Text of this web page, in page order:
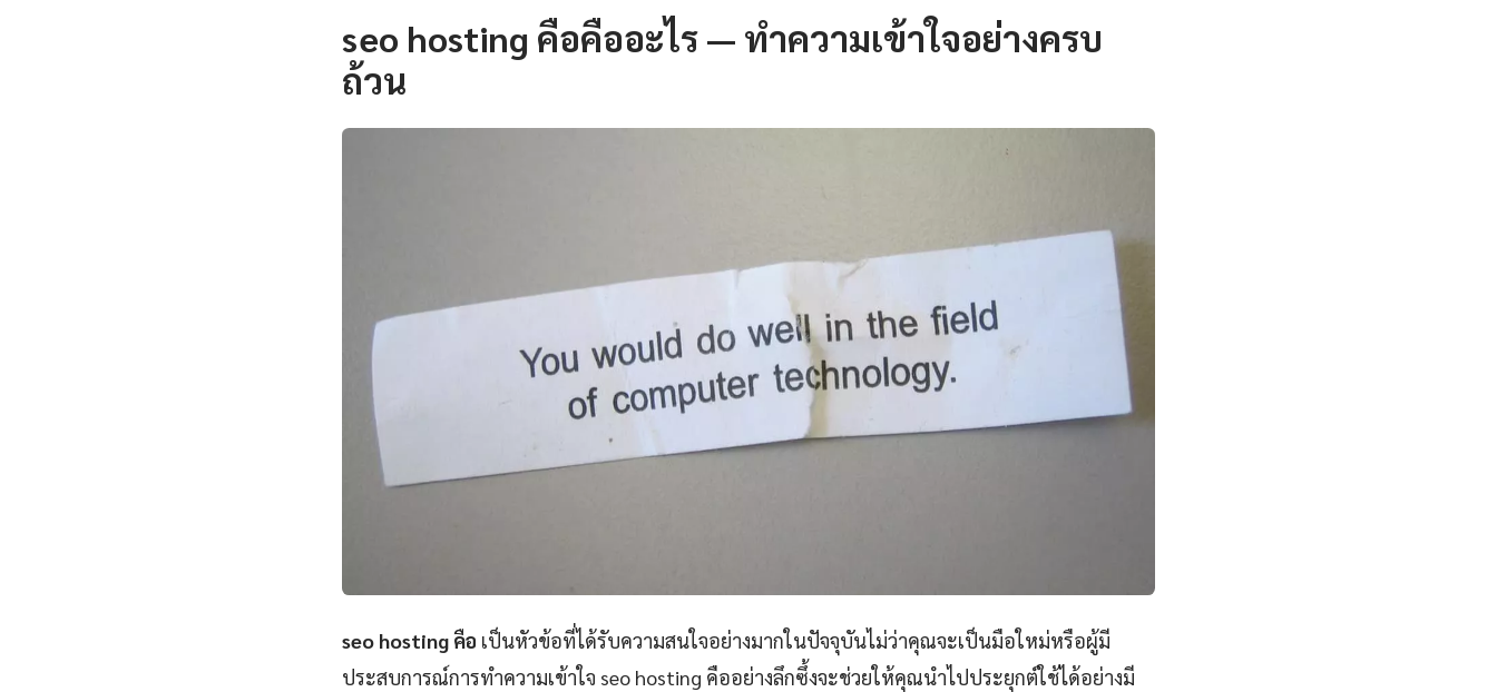
seo hosting คือคืออะไร — ทำความเข้าใจอย่างครบ
ถ้วน
seo hosting คือ เป็นหัวข้อที่ได้รับความสนใจอย่างมากในปัจจุบันไม่ว่าคุณจะเป็นมือใหม่หรือผู้มี
ประสบการณ์การทำความเข้าใจ seo hosting คืออย่างลึกซึ้งจะช่วยให้คุณนำไปประยุกต์ใช้ได้อย่างมี